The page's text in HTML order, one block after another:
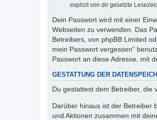
explizit von dir gesetzte
Dein Passwort wird mit einer
Webseiten zu verwenden. Das
Betreibers, von phpBB Limited
mein Passwort vergessen“
Passwort an diese Adresse, mit
GESTATTUNG DER
Du gestattest dem Betreiber, die
Darüber hinaus ist der Betreiber
und Aktionen zusammen mit